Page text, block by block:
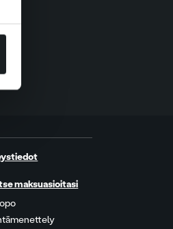
maksuasioitasi